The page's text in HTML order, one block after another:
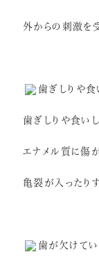
外からの刺激を
歯ぎしりや食
歯ぎしりや食いし
エナメル質に傷が
亀裂が入ったりす
歯が欠けてい